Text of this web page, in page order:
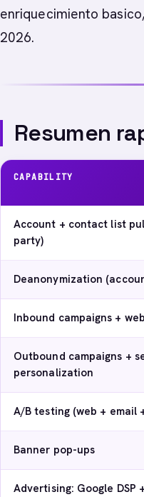
enriquecimiento
2026.
Resumen
CAPABILITY
Account + contact list
party)
Deanonymization
Inbound campaigns +
Outbound campaigns +
personalization
A/B testing (web + email
Banner pop-ups
Advertising: Google DSP